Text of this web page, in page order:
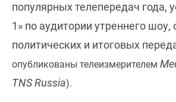
популярных телепередач года,
1» по аудитории утреннего
политических и итоговых
опубликованы телеизмерителем
TNS Russia).